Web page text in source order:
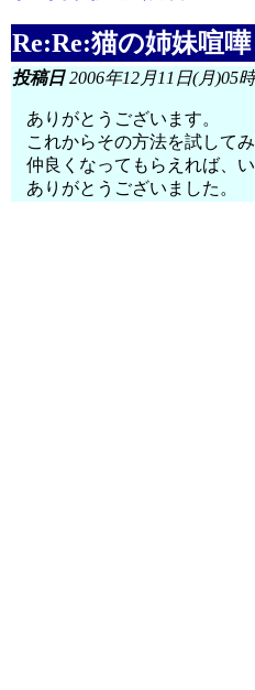
Re:Re:猫の姉妹喧嘩
投稿日2006年12月11日(月)05
ありがとうございます。
これからその方法を試して
仲良くなってもらえれば、い
ありがとうございました。